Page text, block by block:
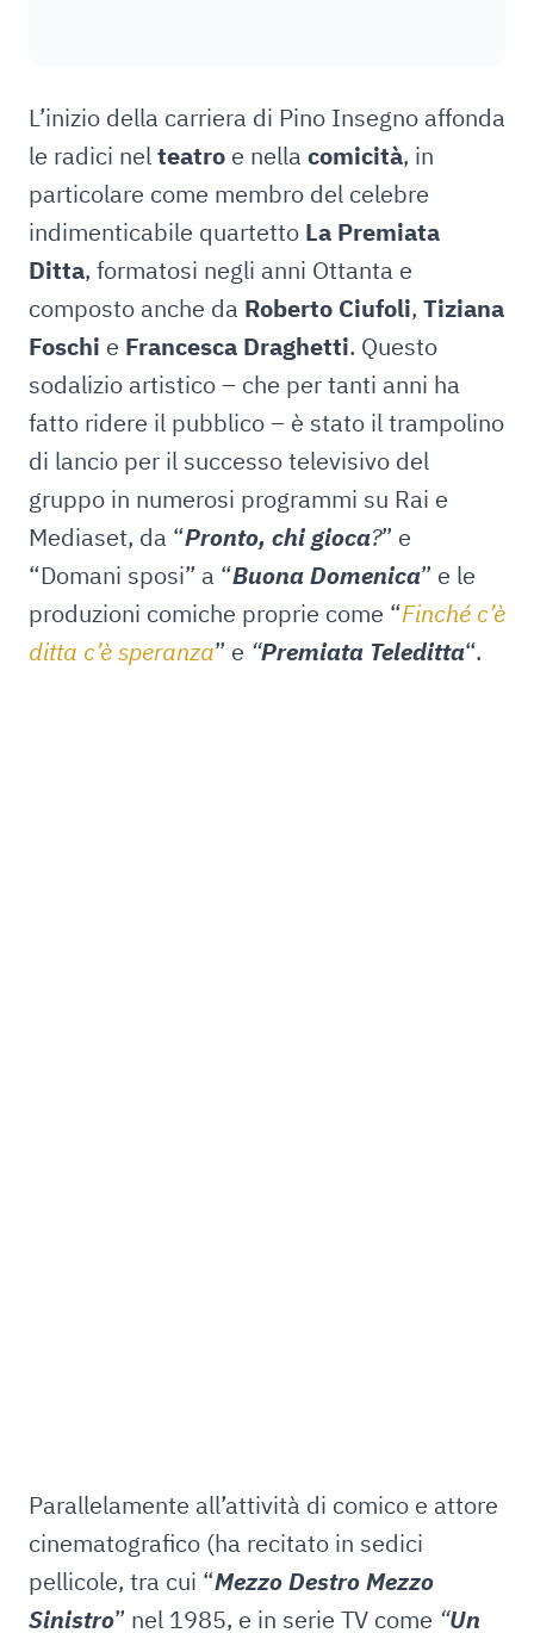
L’inizio della carriera di Pino Insegno affonda
le radici nelteatro e nella comicità, in
particolare come membro del celebre
indimenticabile quartetto La Premiata
Ditta, formatosi negli anni Ottanta e
composto anche da Roberto Ciufoli, Tiziana
Foschi e Francesca Draghetti. Questo
sodalizio artistico – che per tanti anni ha
fatto ridere il pubblico – è stato il trampolino
di lancio per il successo televisivo del
gruppo in numerosi programmi su Rai e
Mediaset, da “Pronto, chi gioca?” e
“Domani sposi” a “Buona Domenica” e le
produzioni comiche proprie come “Finché c’è
ditta c’è speranza” e “Premiata Teleditta“.
Parallelamente all’attività di comico e attore
cinematografico (ha recitato in sedici
pellicole, tra cui “Mezzo Destro Mezzo
Sinistro” nel 1985, e in serie TV come “Un